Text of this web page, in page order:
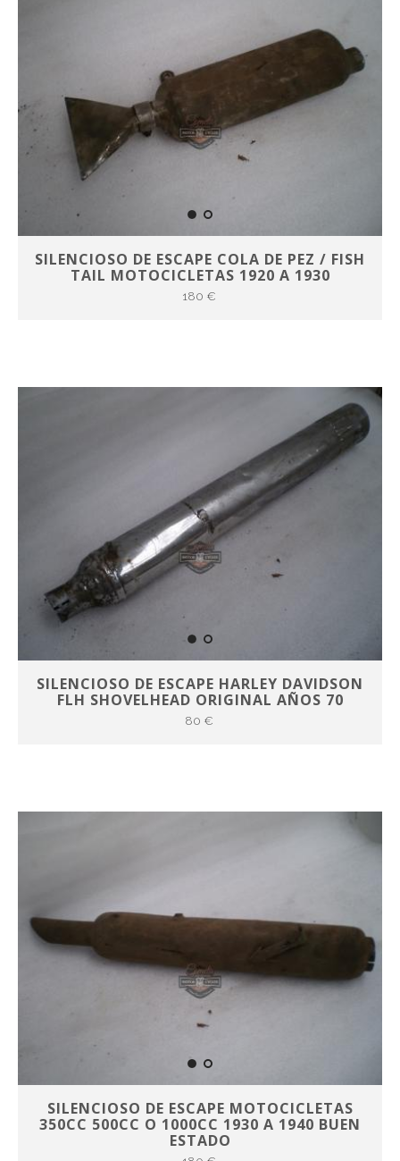
SILENCIOSO DE ESCAPE COLA DE PEZ / FISH
TAIL MOTOCICLETAS 1920 A 1930
180 €
SILENCIOSO DE ESCAPE HARLEY DAVIDSON
FLH SHOVELHEAD ORIGINAL AÑOS 70
80 €
SILENCIOSO DE ESCAPE MOTOCICLETAS
350CC 500CC O 1000CC 1930 A 1940 BUEN
ESTADO